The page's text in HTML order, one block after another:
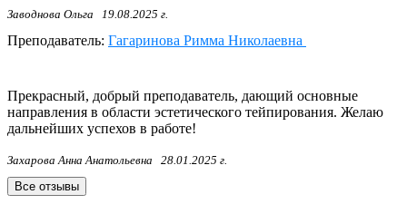
Заводнова Ольга 19.08.2025 г.
Преподаватель: Гагаринова Римма Николаевна
Прекрасный, добрый преподаватель, дающий основные
направления в области эстетического тейпирования. Желаю
дальнейших успехов в работе!
Захарова Анна Анатольевна 28.01.2025 г.
Все отзывы